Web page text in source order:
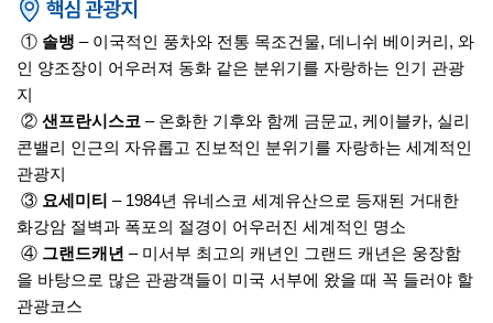
① 솔뱅 – 이국적인 풍차와 전통 목조건물, 데니쉬 베이커리, 와
인 양조장이 어우러져 동화 같은 분위기를 자랑하는 인기 관광
지
② 샌프란시스코 – 온화한 기후와 함께 금문교, 케이블카, 실리
콘밸리 인근의 자유롭고 진보적인 분위기를 자랑하는 세계적인
관광지
③ 요세미티 – 1984년 유네스코 세계유산으로 등재된 거대한
화강암 절벽과 폭포의 절경이 어우러진 세계적인 명소
④ 그랜드캐년 – 미서부 최고의 캐년인 그랜드 캐년은 웅장함
을 바탕으로 많은 관광객들이 미국 서부에 왔을 때 꼭 들러야 할
관광코스